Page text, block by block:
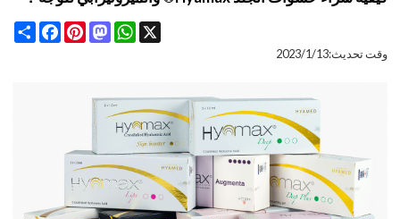
Share
FacebookPinterestMastodon
WhatsApp
X
وقت تحديث:2023/1/13